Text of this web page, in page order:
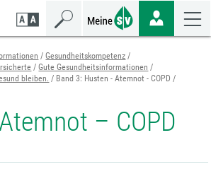
Gesundheitskompetenz
Gute Gesundheitsinformationen
bleiben.
Band 3: Husten - Atemnot - COPD
– COPD